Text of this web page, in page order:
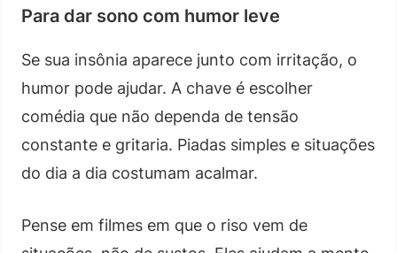
Para dar sono com humor leve
Se sua insônia aparece junto com irritação, o
humor pode ajudar. A chave é escolher
comédia que não dependa de tensão
constante e gritaria. Piadas simples e situações
do dia a dia costumam acalmar.
Pense em filmes em que o riso vem de